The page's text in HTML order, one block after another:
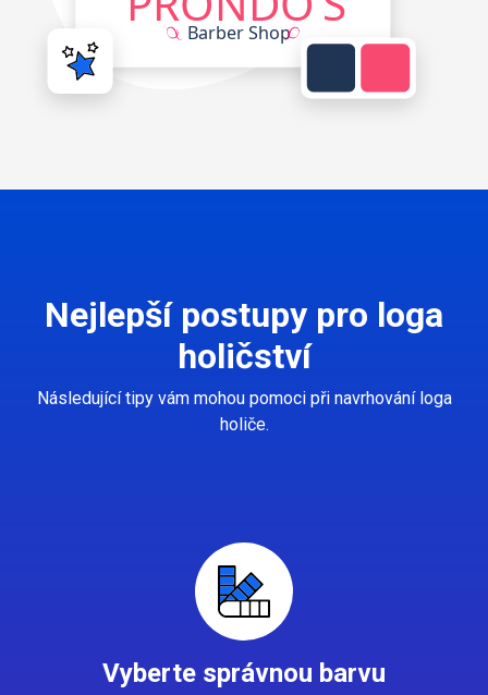
Nejlepší postupy pro loga
holičství
Následující tipy vám mohou pomoci při navrhování loga
holiče.
Vyberte správnou barvu